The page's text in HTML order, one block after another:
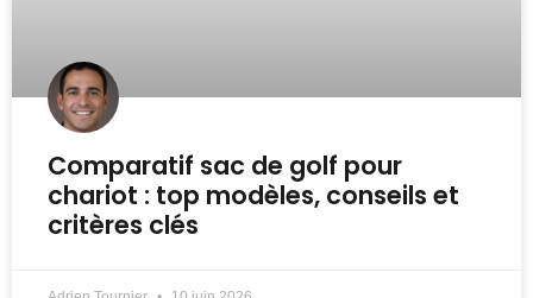
Comparatif sac de golf pour
chariot : top modèles, conseils et
critères clés